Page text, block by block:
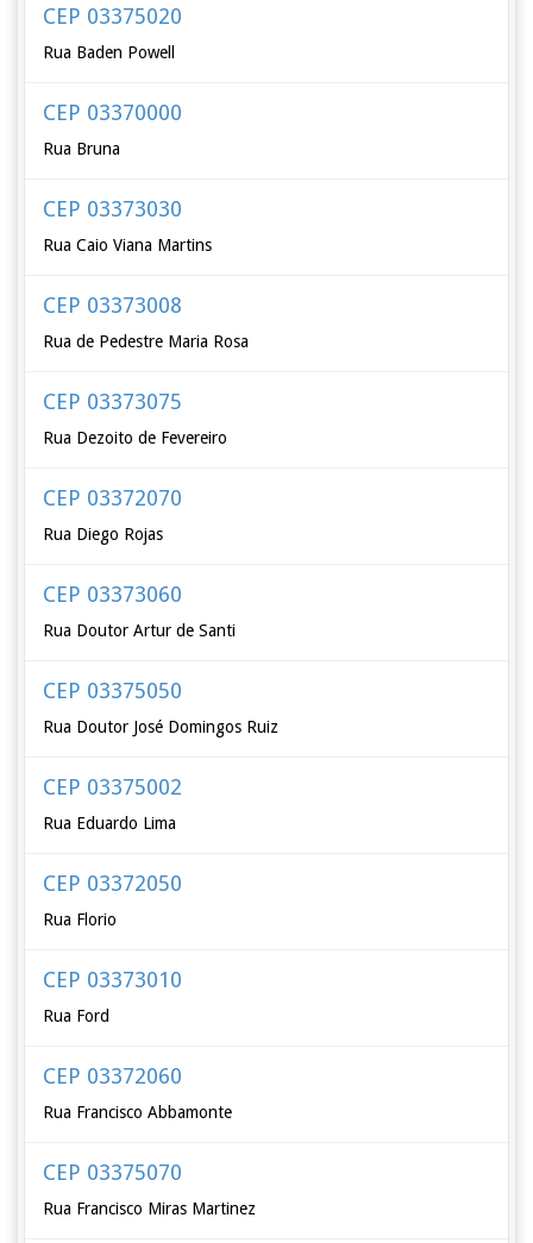
CEP 03375020
Rua Baden Powell
CEP 03370000
Rua Bruna
CEP 03373030
Rua Caio Viana Martins
CEP 03373008
Rua de Pedestre Maria Rosa
CEP 03373075
Rua Dezoito de Fevereiro
CEP 03372070
Rua Diego Rojas
CEP 03373060
Rua Doutor Artur de Santi
CEP 03375050
Rua Doutor José Domingos Ruiz
CEP 03375002
Rua Eduardo Lima
CEP 03372050
Rua Florio
CEP 03373010
Rua Ford
CEP 03372060
Rua Francisco Abbamonte
CEP 03375070
Rua Francisco Miras Martinez